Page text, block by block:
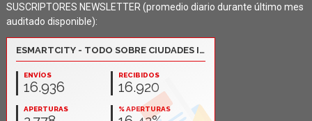
SUSCRIPTORES NEWSLETTER (promedio diario durante último mes
auditado disponible):